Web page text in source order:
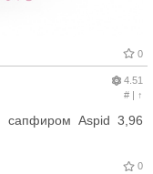
0
4.51
#| ↑
сапфиром Aspid 3,96
0